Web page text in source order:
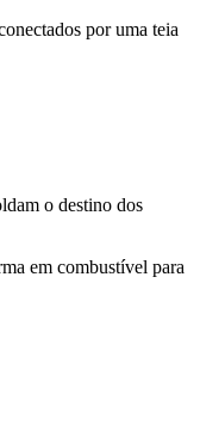
por uma teia
o destino dos
em combustível para